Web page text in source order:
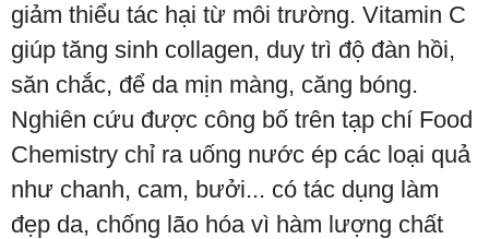
giảm thiểu tác hại từ môi trường. Vitamin C
giúp tăng sinh collagen, duy trì độ đàn hồi,
săn chắc, để da mịn màng, căng bóng.
Nghiên cứu được công bố trên tạp chí Food
Chemistry chỉ ra uống nước ép các loại quả
như chanh, cam, bưởi... có tác dụng làm
đẹp da, chống lão hóa vì hàm lượng chất